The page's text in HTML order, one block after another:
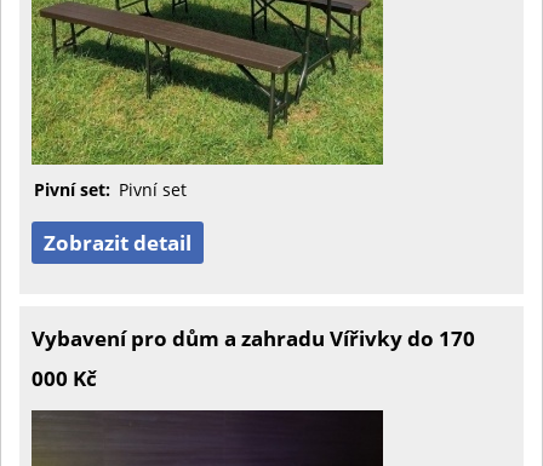
Pivní set: Pivní set
Zobrazit detail
Vybavení pro dům a zahradu Vířivky do 170
000 Kč